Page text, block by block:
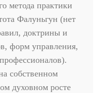
метода практики
Фалуньгун (нет
доктрины и
форм управления,
собственном
духовном росте